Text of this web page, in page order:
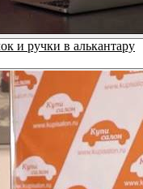
и ручки в алькантару